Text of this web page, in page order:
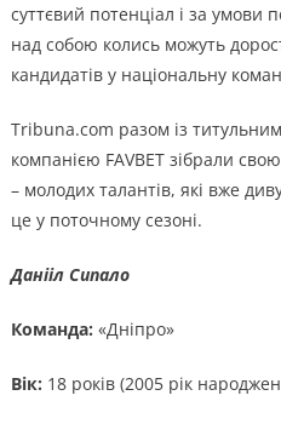
суттєвий потенціал і за умови
над собою колись можуть
кандидатів у національну
Tribuna.com разом із
компанією FAVBET зібрали свою
– молодих талантів, які вже
це у поточному сезоні.
Данііл Сипало
Команда: «Дніпро»
Вік: 18 років (2005 рік